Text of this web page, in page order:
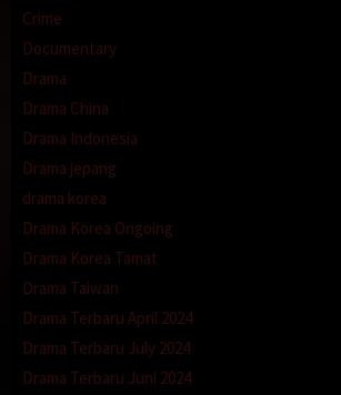
Crime
Documentary
Drama
Drama China
Drama Indonesia
Drama jepang
drama korea
Drama Korea Ongoing
Drama Korea Tamat
Drama Taiwan
Drama Terbaru April 2024
Drama Terbaru July 2024
Drama Terbaru Juni 2024